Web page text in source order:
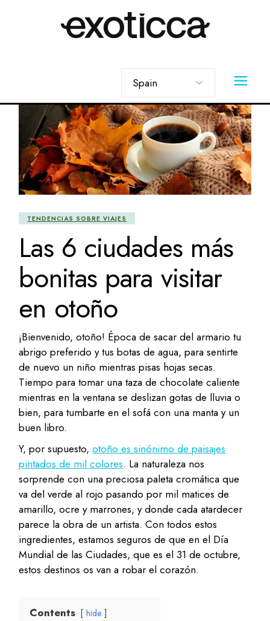
idioma
TENDENCIAS SOBRE VIAJES
Las 6 ciudades más
bonitas para visitar
en otoño
¡Bienvenido, otoño! Época de sacar del armario tu
abrigo preferido y tus botas de agua, para sentirte
de nuevo un niño mientras pisas hojas secas.
Tiempo para tomar una taza de chocolate caliente
mientras en la ventana se deslizan gotas de lluvia o
bien, para tumbarte en el sofá con una manta y un
buen libro.
Y, por supuesto,otoño es sinónimo de paisajes
pintados de mil colores. La naturaleza nos
sorprende con una preciosa paleta cromática que
va del verde al rojo pasando por mil matices de
amarillo, ocre y marrones, y donde cada atardecer
parece la obra de un artista. Con todos estos
ingredientes, estamos seguros de que en el Día
Mundial de las Ciudades, que es el 31 de octubre,
estos destinos os van a robar el corazón.
Contents hide